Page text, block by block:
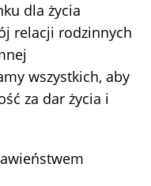
dla życia
relacji rodzinnych
wszystkich, aby
za dar życia i